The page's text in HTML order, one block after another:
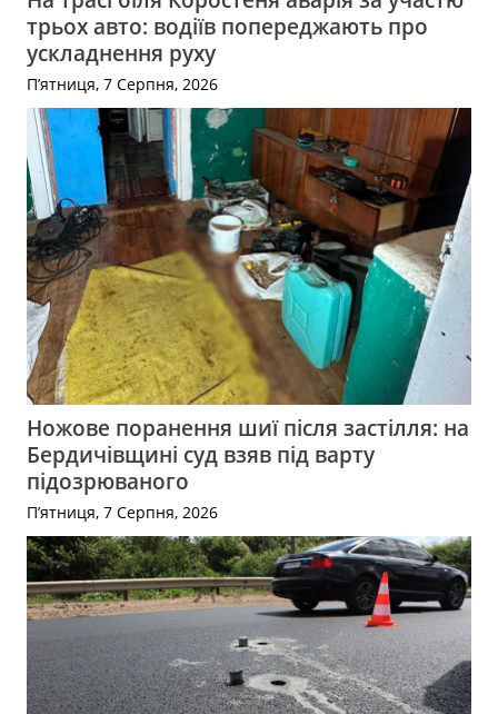
трьох авто: водіїв попереджають про
ускладнення руху
П’ятниця, 7 Серпня, 2026
Ножове поранення шиї після застілля: на
Бердичівщині суд взяв під варту
підозрюваного
П’ятниця, 7 Серпня, 2026